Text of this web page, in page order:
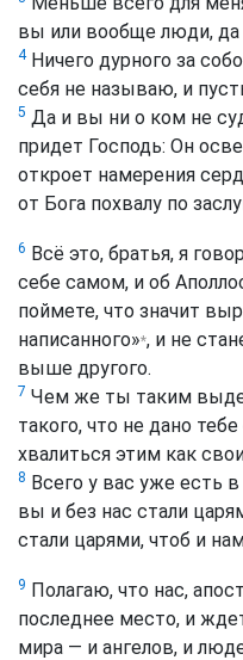
вы или вообще люди, да
4Ничего дурного за
себя не называю, и
5 Да и вы ни о ком не
придет Господь: Он
откроет намерения
от Бога похвалу по
6 Всё это, братья, я
себе самом, и об
поймете, что значит
написанного»*, и не
выше другого.
7 Чем же ты таким
такого, что не дано
хвалиться этим как
8 Всего у вас уже есть
вы и без нас стали
стали царями, чтоб и
9 Полагаю, что нас,
последнее место, и
мира — и ангелов, и